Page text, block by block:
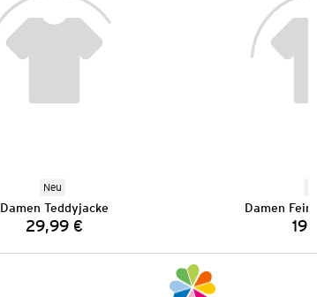
Neu
Damen Teddyjacke
Preis:
29,99 €
Damen